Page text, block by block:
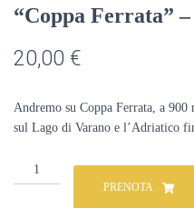
“Coppa Ferrata”
20,00 €
Andremo su Coppa Ferrata, a
sul Lago di Varano e l’Adriatico
Trekking
sulla
PRENOTA